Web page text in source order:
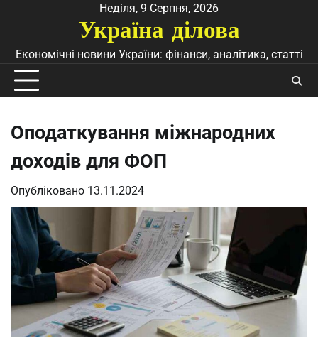
Неділя, 9 Серпня, 2026
Україна ділова
Економічні новини України: фінанси, аналітика, статті
Оподаткування міжнародних
доходів для ФОП
Опубліковано 13.11.2024